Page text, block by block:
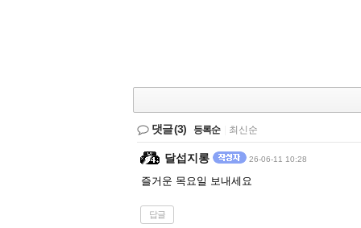
댓글(3) 등록순 최신순
달섭지롱 26-06-11 10:28
즐거운 목요일 보내세요
답글